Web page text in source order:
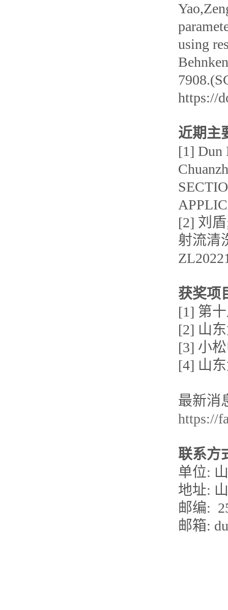
using
https://
近期主
[1] Dun
[2] 刘
射流清
获奖项
[1] 第
[2] 山
[3] 小
[4] 山
最新消
https://
联系方
单位:
地址:
邮编:
邮箱: